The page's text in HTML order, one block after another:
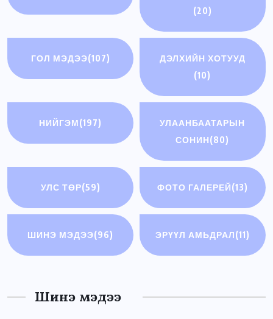
(20)
ГОЛ МЭДЭЭ(107)
ДЭЛХИЙН ХОТУУД
(10)
НИЙГЭМ(197)
УЛААНБААТАРЫН
СОНИН(80)
УЛС ТӨР(59) ФОТО ГАЛЕРЕЙ(13)
ШИНЭ МЭДЭЭ(96) ЭРҮҮЛ АМЬДРАЛ(11)
Шинэ мэдээ